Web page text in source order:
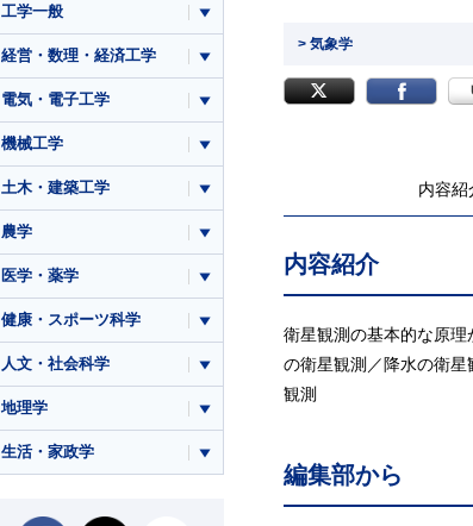
> 気象学
内容紹
内容紹介
衛星観測の基本的な原
の衛星観測／降水の衛
観測
編集部から
工学一般
経営・数理・経済工学
電気・電子工学
機械工学
土木・建築工学
農学
医学・薬学
健康・スポーツ科学
人文・社会科学
地理学
生活・家政学